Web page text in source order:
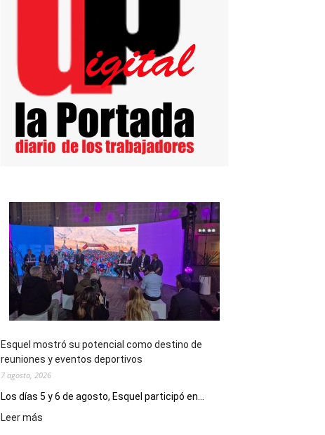
Esquel mostró su potencial como destino de
reuniones y eventos deportivos
7 agosto, 2026
Los días 5 y 6 de agosto, Esquel participó en...
Leer más